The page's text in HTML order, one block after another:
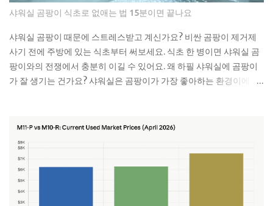
제로 변기에 버리면 안 되는 것들 물티슈는 특히 조심해야 해요. 물에
녹는다고 광고하는 제품도 있지만, 실제로는 잘 안 녹아요. 한 번은 친
구네 집에서 물티슈 때문에 변기가 막혀서 온 가족이 고생한 걸 봤어
요. 라면 국물이나 기름기 있는 음식물도 변기에 버리면 안 돼요. 처음
엔 괜찮은 것 같아도 배관 안에서 굳으면서 점점 좁아지거든요. 특히
겨울에는 기름이 더 빨리 굳어서 문제가 돼요. 제가 배관공한테 들은
은 어떻게 버려야 할까요? 면봉은 그냥 일반 쓰레기로 버리면 돼요. 종
통 하나 놓고 거기에 모았다가 한 번에 버리면 편해요. 저는 이제 화장
실에 작은 쓰레기통을 두고 있어요. 면봉, 화장솜, 머리카락 같은 ...
샤워실 곰팡이 식초로 없애는 법 15분이면 끝나요
샤워실 곰팡이 때문에 스트레스받고 계신가요? 비싼 곰팡이 제거제
사기 전에 주방에 있는 식초부터 써보세요. 식초 한 병이면 샤워실 곰
팡이와의 전쟁에서 충분히 이길 수 있어요. 왜 하필 샤워실에 곰팡이
가 잘 생기는 건가요? 샤워실은 곰팡이가 가장 좋아하는 환경이에요.
엔 그냥 물로 씻으면 되겠지 했는데, 곰팡이는 정말 끈질긴 녀석이더
라고요. 한 번 생기면 점점 퍼져나가는 게 보여요. 검은 점으로 시작해
서 나중엔 까만 선이 되고, 결국엔 넓은 면적을 차지하게 되는 거죠. 곰
팡이는 단순히 보기 싫은 것만이 아니에요. 호흡기 질환이나 알레르
기를 유발할 수 있어서 건강에도 안 좋아요. 특히 어린아이나 노약자